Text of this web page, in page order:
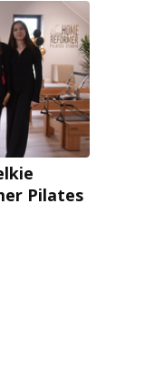
Pilates